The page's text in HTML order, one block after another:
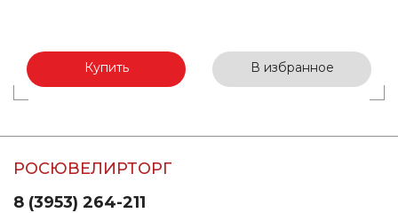
Купить В избранное
РОСЮВЕЛИРТОРГ
8 (3953) 264-211